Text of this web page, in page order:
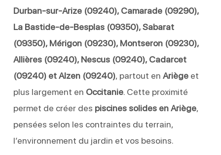
Durban-sur-Arize (09240), Camarade (09290),
La Bastide-de-Besplas (09350), Sabarat
(09350), Mérigon (09230), Montseron (09230),
Allières (09240), Nescus (09240), Cadarcet
(09240) et Alzen (09240), partout en Ariègeet
plus largement en Occitanie. Cette proximité
permet de créer des piscines solides en Ariège,
pensées selon les contraintes du terrain,
l’environnement du jardin et vos besoins.